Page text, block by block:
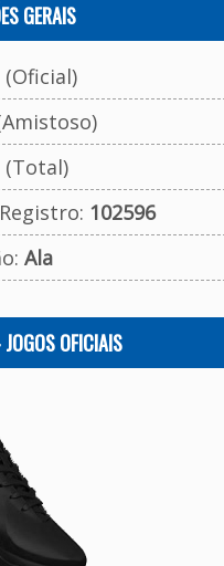
GERAIS
102596
Ala
OFICIAIS